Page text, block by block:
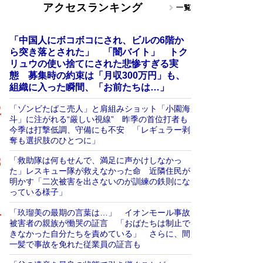
アクセスランキング 一覧
「中国人にボコボコにされ、ビルの6階か
ら突き落とされた」 「闇バイト」 トク
リュウの使い捨てにされた悲惨すぎる実
態 募集時の約束は「月収300万円」も、
組織に入った瞬間、「お前たちは…」
「ゾンビたばこ売人」と肩組みショット「小園海
斗」に注がれる“厳しい視線” 昨季の首位打者も
今季は打撃低調、守備にも不安 「レギュラー剥
奪も選択肢のひとつに」
「救助隊は何もせんで、満足に声かけしなかっ
た」レスキュー隊が救えなかった命 近隣住民が
明かす「二次被害を出さないのが訓練の鉄則にな
っている様子」
「玖瑠美の最期の言葉は…」 イオンモール事故
被害者の親族が慟哭の証言 「おばたちは制止で
きなかった自分たちを責めている」 さらに、間
一髪で事故を免れた従業員の証言も